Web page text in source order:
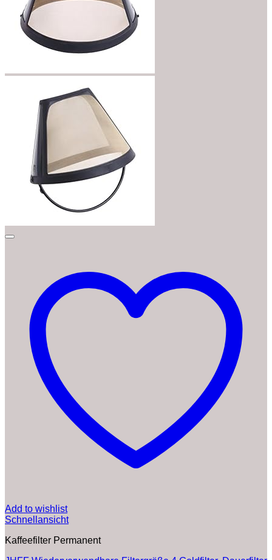
Add to wishlist
Schnellansicht
Kaffeefilter Permanent